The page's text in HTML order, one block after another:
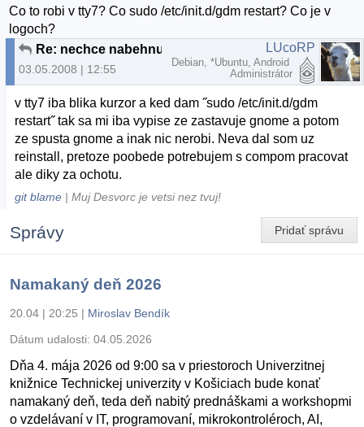
Co to robi v tty7? Co sudo /etc/init.d/gdm restart? Co je v
logoch?
Re: nechce nabehnut Gnome
03.05.2008 | 12:55
LUcoRP
Debian, *Ubuntu, Android
Administrátor
v tty7 iba blika kurzor a ked dam ˝sudo /etc/init.d/gdm
restart˝ tak sa mi iba vypise ze zastavuje gnome a potom
ze spusta gnome a inak nic nerobi. Neva dal som uz
reinstall, pretoze poobede potrebujem s compom pracovat
ale diky za ochotu.
git blame | Muj Desvorc je vetsi nez tvuj!
Pridať správu
Správy
Namakaný deň 2026
20.04 | 20:25 | Miroslav Bendík
Dátum udalosti: 04.05.2026
Dňa 4. mája 2026 od 9:00 sa v priestoroch Univerzitnej
knižnice Technickej univerzity v Košiciach bude konať
namakaný deň, teda deň nabitý prednáškami a workshopmi
o vzdelávaní v IT, programovaní, mikrokontroléroch, AI,